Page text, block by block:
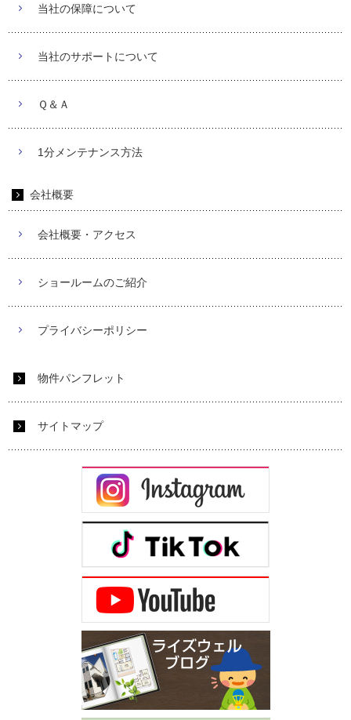
当社の保障について
当社のサポートについて
Ｑ＆Ａ
1分メンテナンス方法
会社概要
会社概要・アクセス
ショールームのご紹介
プライバシーポリシー
物件パンフレット
サイトマップ